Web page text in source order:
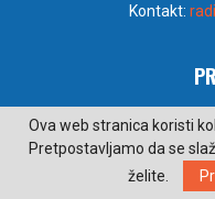
Kontakt:
Ova web stranica koristi
Pretpostavljamo da se
želite.